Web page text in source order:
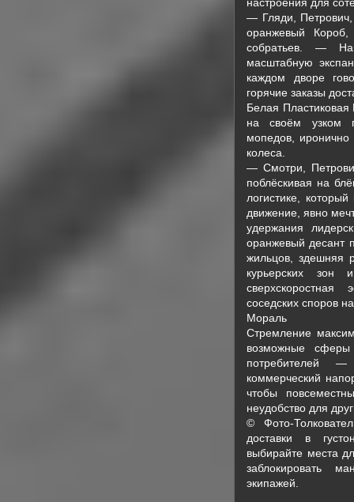
— Гляди,
оранжевый Короб,
собратьев. —
масштабную
каждом дворе
горячие заказы
Белая
на своём узком
мопедов, иронично
колеса.
— Смотри,
поблёскивая на
логистике,
движение, явно
удержания
оранжевый десант
жильцов, здешняя
курьерских зон
соседских споров
Мораль
Стремление
возможные
потребителей
коммерческий
чтобы
неудобство для
© Фото-
доставки в
выбирайте места
заблокировать
экипажей.